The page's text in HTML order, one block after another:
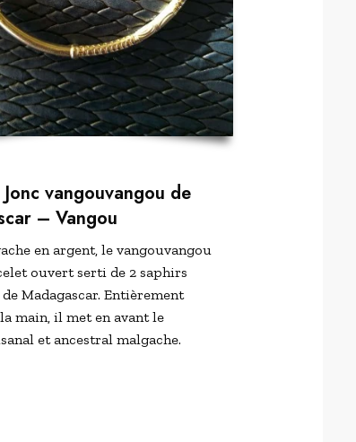
vangouvangou de
– Vangou
en argent, le vangouvangou
ouvert serti de 2 saphirs
Madagascar. Entièrement
main, il met en avant le
et ancestral malgache.